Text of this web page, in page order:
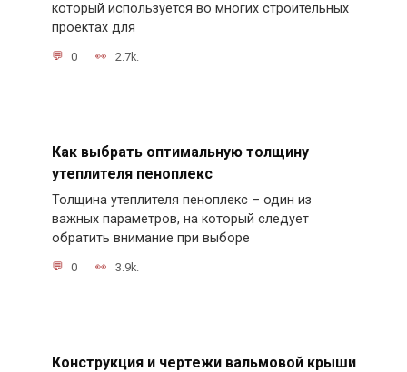
который используется во многих строительных
проектах для
0 2.7k.
Как выбрать оптимальную толщину
утеплителя пеноплекс
Толщина утеплителя пеноплекс – один из
важных параметров, на который следует
обратить внимание при выборе
0 3.9k.
Конструкция и чертежи вальмовой крыши